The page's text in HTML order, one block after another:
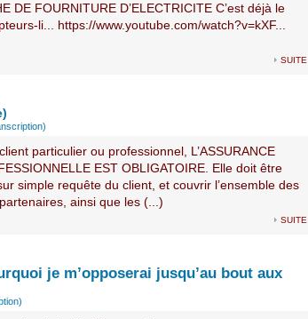
DE FOURNITURE D’ELECTRICITE C’est déjà le
li... https://www.youtube.com/watch?v=kXF...
suite
particulier ou professionnel, L’ASSURANCE
EST OBLIGATOIRE. Elle doit être
simple requête du client, et couvrir l’ensemble des
ainsi que les (...)
suite
je m’opposerai jusqu’au bout aux